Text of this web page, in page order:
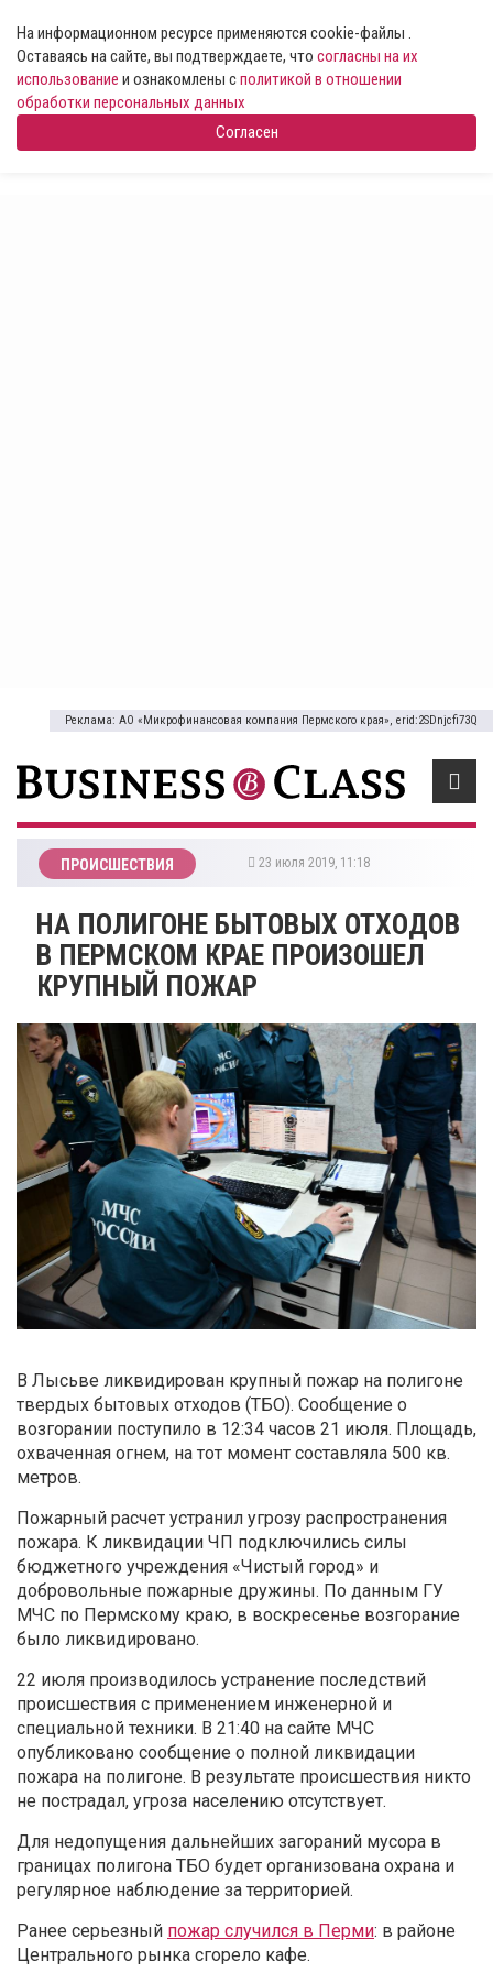
На информационном ресурсе применяются cookie-файлы .
Оставаясь на сайте, вы подтверждаете, что согласны на их
использование и ознакомлены сполитикой в отношении
обработки персональных данных
Согласен
Реклама: АО «Микрофинансовая компания Пермского края», erid:2SDnjcfi73Q
ПРОИСШЕСТВИЯ 23 июля 2019, 11:18
НА ПОЛИГОНЕ БЫТОВЫХ ОТХОДОВ
В ПЕРМСКОМ КРАЕ ПРОИЗОШЕЛ
КРУПНЫЙ ПОЖАР
В Лысьве ликвидирован крупный пожар на полигоне
твердых бытовых отходов (ТБО). Сообщение о
возгорании поступило в 12:34 часов 21 июля. Площадь,
охваченная огнем, на тот момент составляла 500 кв.
метров.
Пожарный расчет устранил угрозу распространения
пожара. К ликвидации ЧП подключились силы
бюджетного учреждения «Чистый город» и
добровольные пожарные дружины. По данным ГУ
МЧС по Пермскому краю, в воскресенье возгорание
было ликвидировано.
22 июля производилось устранение последствий
происшествия с применением инженерной и
специальной техники. В 21:40 на сайте МЧС
опубликовано сообщение о полной ликвидации
пожара на полигоне. В результате происшествия никто
не пострадал, угроза населению отсутствует.
Для недопущения дальнейших загораний мусора в
границах полигона ТБО будет организована охрана и
регулярное наблюдение за территорией.
Ранее серьезный пожар случился в Перми: в районе
Центрального рынка сгорело кафе.